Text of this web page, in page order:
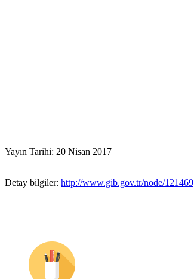
Yayın Tarihi: 20 Nisan 2017
Detay bilgiler: http://www.gib.gov.tr/node/121469